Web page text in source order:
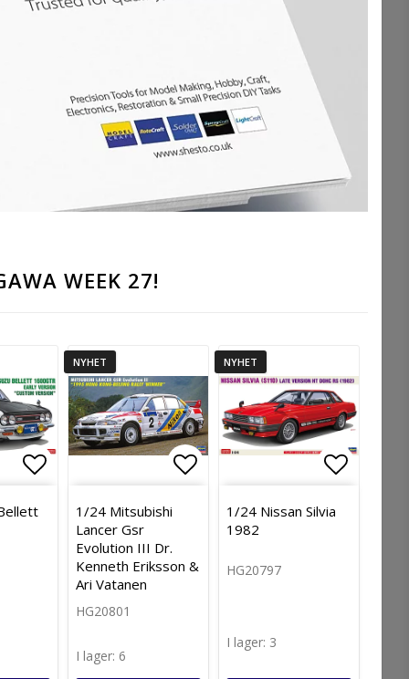
WEEK 27!
Lägg till i favoritlistan
NYHET
Lägg till i favoritlistan
1/24 Mitsubishi
Lancer Gsr
Evolution III Dr.
Kenneth Eriksson &
Ari Vatanen
HG20801
I lager: 6
NYHET
Lägg
1/24 Nissan Silvia
1982
HG20797
I lager: 3